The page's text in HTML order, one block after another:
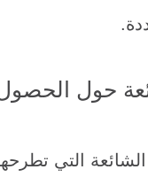
حول
الشائعة التي